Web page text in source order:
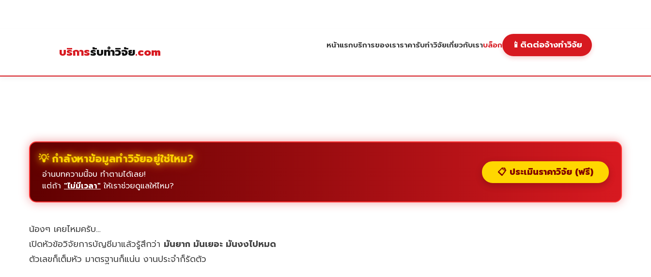
บริการรับทำวิจัย.com หน้าแรกบริการของเราราคารับทำวิจัยเกี่ยวกับเราบล็อก 📱 ติดต่อจ้างทำวิจัย
💡 กำลังหาข้อมูลทำวิจัยอยู่ใช่ไหม?
อ่านบทความนี้จบ ทำตามได้เลย!
แต่ถ้า "ไม่มีเวลา" ให้เราช่วยดูแลให้ไหม?
📋 ประเมินราคาวิจัย (ฟรี)
น้องๆ เคยไหมครับ…
เปิดหัวข้อวิจัยการบัญชีมาแล้วรู้สึกว่า มันยาก มันเยอะ มันงงไปหมด
ตัวเลขก็เต็มหัว มาตรฐานก็แน่น งานประจำก็รัดตัว